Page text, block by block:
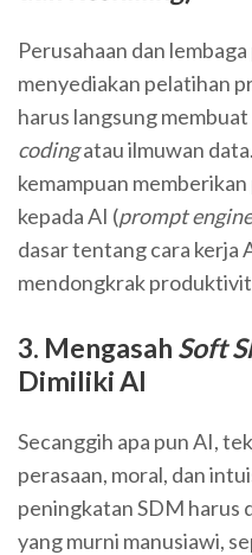
Perusahaan dan
menyediakan pelatihan
harus langsung
codingatau ilmuwan
kemampuan
kepada AI (prompt
dasar tentang cara kerja
mendongkrak
3. Mengasah Soft
Dimiliki AI
Secanggih apa pun AI,
perasaan, moral, dan
peningkatan SDM harus
yang murni manusiawi,